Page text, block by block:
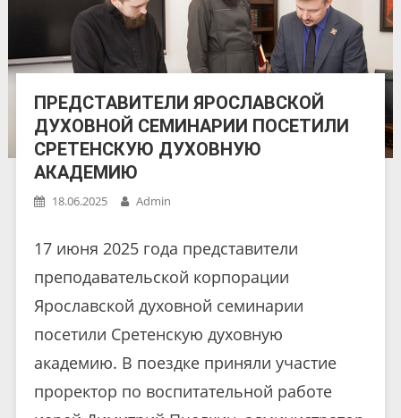
ПРЕДСТАВИТЕЛИ ЯРОСЛАВСКОЙ
ДУХОВНОЙ СЕМИНАРИИ ПОСЕТИЛИ
СРЕТЕНСКУЮ ДУХОВНУЮ
АКАДЕМИЮ
18.06.2025 Admin
17 июня 2025 года представители
преподавательской корпорации
Ярославской духовной семинарии
посетили Сретенскую духовную
академию. В поездке приняли участие
проректор по воспитательной работе